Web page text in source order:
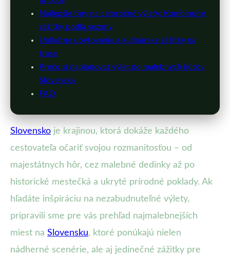
Najlepšie tipy na celoročné výlety: Kombinujte
zážitky podľa sezóny
Unikátne ubytovanie a kulinárske zážitky na
trase
Prečo si naplánovať výlet do malebných kútov
Slovenska
FAQ
Slovensko je krajinou, ktorá dokáže každého
cestovateľa očariť svojou rozmanitosťou – od
majestátnych hôr, cez malebné dedinky až po
historické mestečká a ukryté prírodné poklady. Ak
hľadáte inšpiráciu na nezabudnuteľné výlety,
pripravili sme pre vás prehľad najmalebnejších
miest na Slovensku, ktoré ponúkajú nielen
nádherné scenérie, ale aj jedinečné zážitky pre